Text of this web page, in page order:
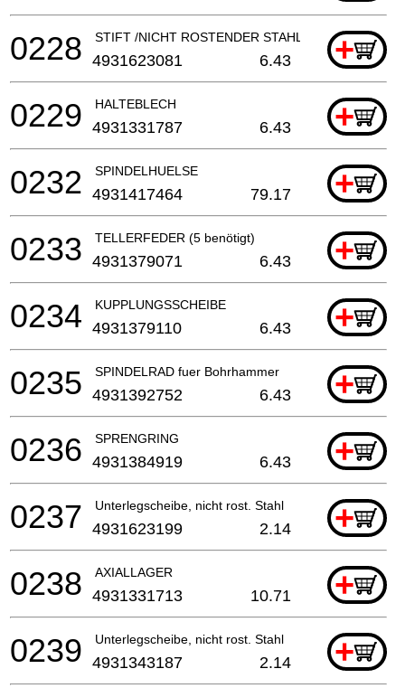
STIFT /NICHT ROSTENDER STAHL +
0228 4931623081 6.43
HALTEBLECH +
0229 4931331787 6.43
SPINDELHUELSE +
0232 4931417464 79.17
TELLERFEDER (5 benötigt) +
0233 4931379071 6.43
KUPPLUNGSSCHEIBE +
0234 4931379110 6.43
SPINDELRAD fuer Bohrhammer +
0235 4931392752 6.43
SPRENGRING +
0236 4931384919 6.43
Unterlegscheibe, nicht rost. Stahl +
0237 4931623199 2.14
AXIALLAGER +
0238 4931331713 10.71
Unterlegscheibe, nicht rost. Stahl +
0239 4931343187 2.14